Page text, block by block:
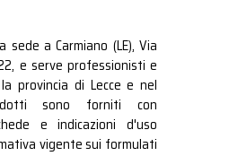
a Carmiano (LE), Via
e serve professionisti e
provincia di Lecce e nel
sono forniti con
e indicazioni d'uso
vigente sui formulati